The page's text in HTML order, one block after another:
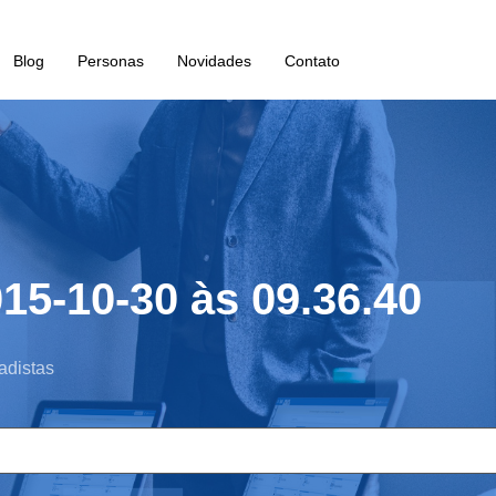
Blog Personas Novidades Contato
10-30 às 09.36.40